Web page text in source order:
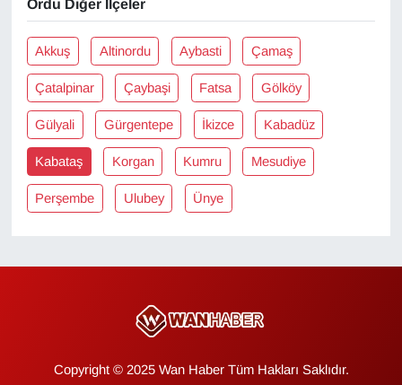
Ordu Diğer İlçeler
Akkuş Altinordu Aybasti Çamaş
Çatalpinar Çaybaşi Fatsa Gölköy
Gülyali Gürgentepe İkizce Kabadüz
Kabataş Korgan Kumru Mesudiye
Perşembe Ulubey Ünye
Copyright © 2025 Wan Haber Tüm Hakları Saklıdır.
Kadın
Kamu Alımları
Kim Kimdir?
Kültür & Sanat
KURDÎ
ONE EKONOMİ
POLİTİKA